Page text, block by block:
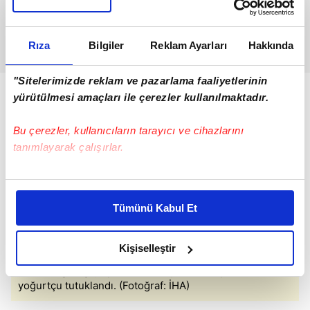
Rıza Bilgiler Reklam Ayarları Hakkında
"Sitelerimizde reklam ve pazarlama faaliyetlerinin
yürütülmesi amaçları ile çerezler kullanılmaktadır.
Bu çerezler, kullanıcıların tarayıcı ve cihazlarını
tanımlayarak çalışırlar.
Bu çerezlere izin vermeniz halinde sizlere özel
daha iyi reklam deneyimi yaşatabiliriz. Bunu yaparken
amacımızın size daha iyi bir reklam deneyimi sunmak
olduğunu ve sizlere en iyi içerikleri sunabilmek adına
elimizden gelen çabayı gösterdiğimizi ve bu noktada,
reklamların maliyetlerimizi karşılamak noktasında tek gelir
Tümünü Kabul Et
Kişiselleştir
yoğurtçu tutuklandı. (Fotoğraf: İHA)